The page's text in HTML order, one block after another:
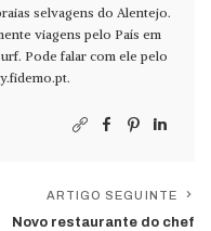
selvagens do Alentejo.
viagens pelo País em
Pode falar com ele pelo
.
ARTIGO SEGUINTE
Novo restaurante do chef